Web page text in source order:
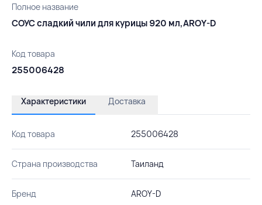
Полное название
СОУС сладкий чили для курицы 920 мл,AROY-D
Код товара
255006428
Характеристики Доставка
Код товара 255006428
Страна производства Таиланд
Бренд AROY-D